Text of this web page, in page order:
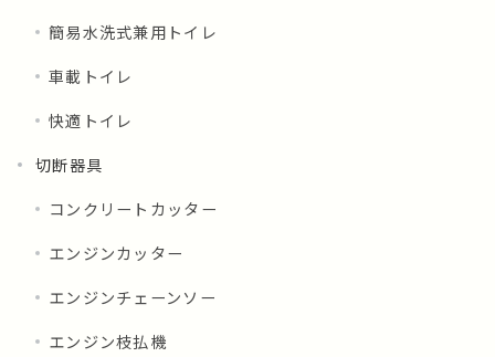
簡易水洗式兼用トイレ
車載トイレ
快適トイレ
切断器具
コンクリートカッター
エンジンカッター
エンジンチェーンソー
エンジン枝払機